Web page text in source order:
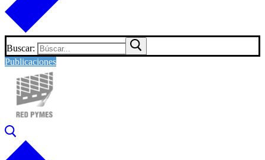
Buscar:
Publicaciones